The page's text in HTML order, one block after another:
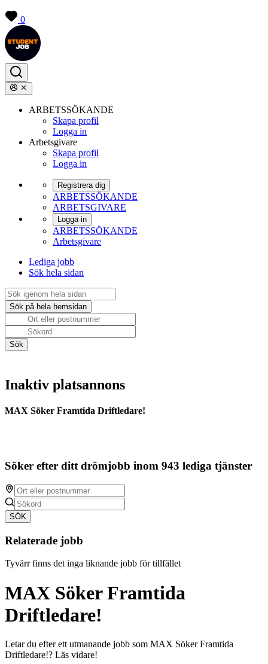
0
ARBETSSÖKANDE
Skapa profil
Logga in
Arbetsgivare
Skapa profil
Logga in
Registrera dig
ARBETSSÖKANDE
ARBETSGIVARE
Logga in
ARBETSSÖKANDE
Arbetsgivare
Lediga jobb
Sök hela sidan
Inaktiv platsannons
MAX Söker Framtida Driftledare!
Söker efter ditt drömjobb inom 943 lediga tjänster
SÖK
Relaterade jobb
Tyvärr finns det inga liknande jobb för tillfället
MAX Söker Framtida
Driftledare!
Letar du efter ett utmanande jobb som MAX Söker Framtida
Driftledare!? Läs vidare!